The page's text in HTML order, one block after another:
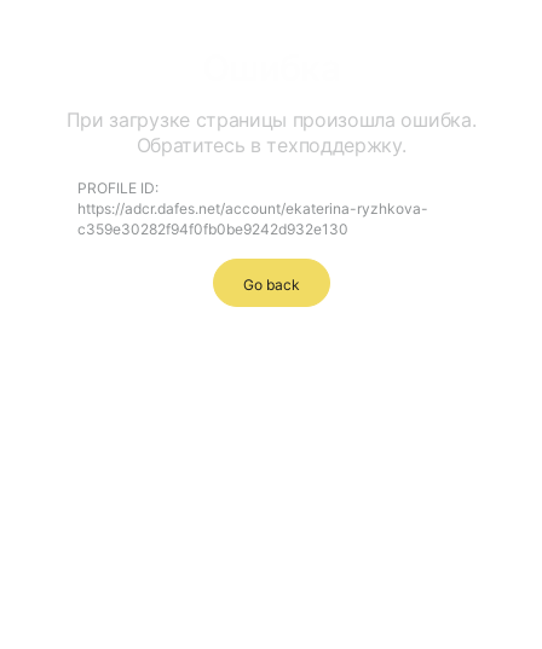
При загрузке страницы произошла ошибка.
Обратитесь в техподдержку.
PROFILE ID:
https://adcr.dafes.net/account/ekaterina-ryzhkova-
c359e30282f94f0fb0be9242d932e130
Go back